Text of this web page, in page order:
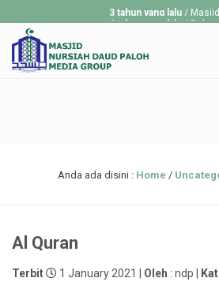
3 tahun yang lalu/ Masjid NDP
tarawih...
4 tahun yang lalu/ Dalam
Anda ada disini : Home /
Al Quran
Terbit 1 January 2021 | Oleh : ndp |